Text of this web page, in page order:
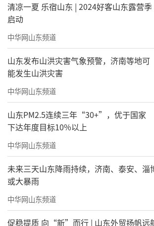
清凉一夏 乐宿山东 | 2024好客山东露营季
启动
中华网山东频道
山东发布山洪灾害气象预警，济南等地可
能发生山洪灾害
中华网山东频道
山东PM2.5连续三年“30+”，优于国家
下达年度目标10%以上
中华网山东频道
未来三天山东降雨持续，济南、泰安、淄
或大暴雨
中华网山东频道
促稳提质 向“新”而行 | 山东外贸扬帆